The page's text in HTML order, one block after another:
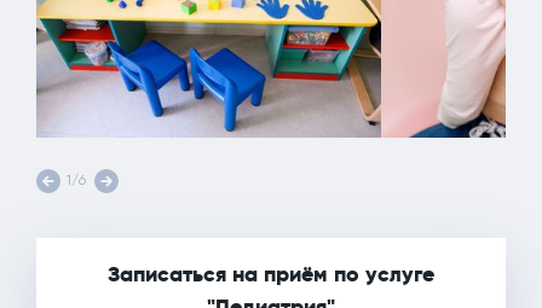
1/6
Записаться на приём по услуге